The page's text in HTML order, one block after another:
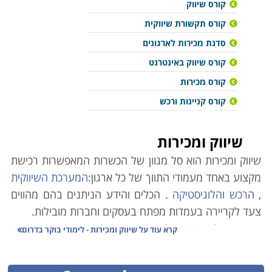
קורס שיווק
קורס תקשורת שיווקית
סדנת מכירות לארגונים
קורס שיווק באינטרנט
קורס מכירות
קורס קניינות ורכש
שיווק ומכירות
שיווק ומכירות הוא סל מגוון של הכשרות המאפשרות רכישת
מקצוע באחד מעמודי התווך של כל ארגון:המערכת השיווקית
, הרכש והלוגיסטיקה . הכלים והידע הניתנים בהם מהווים
צעד לקריירה בעמדות מפתח בעסקים וחברות מובילות.
מאחורי כל עסק מצליח עומד ניהול מדויק, הממצה את
עסקיםמעניקים את הכלים הדרושים כדי להביאו לצמיחה
קרא עוד עלשיווק ומכירות - לימודי בוקר בדרום